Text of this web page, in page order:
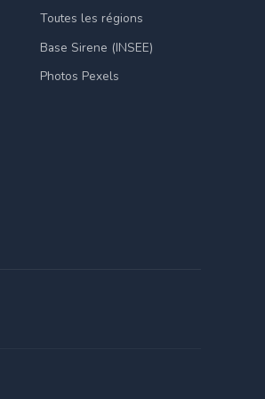
Toutes les régions
Base Sirene (INSEE)
Photos Pexels